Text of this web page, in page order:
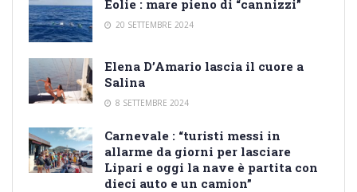
Eolie : mare pieno di “cannizzi”
20 SETTEMBRE 2024
Elena D’Amario lascia il cuore a
Salina
8 SETTEMBRE 2024
Carnevale : “turisti messi in
allarme da giorni per lasciare
Lipari e oggi la nave è partita con
dieci auto e un camion”